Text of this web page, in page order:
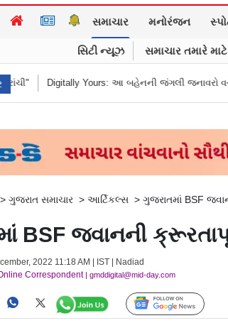
સમાચાર મનોરંજન
સિટી ન્યૂઝ સમાચાર તમારે માટે
Yours: આ બહેનની જંગલી જનાવરો વચ્ચેની સિમ્પલ
> ગુજરાત સમાચાર > આર્ટિકલ્સ > ગુજરાતમાં BSF
BSF જવાનની
2022 11:18 AM | IST | Nadiad
Correspondent| gmddigital@mid-day.com
Follow Us